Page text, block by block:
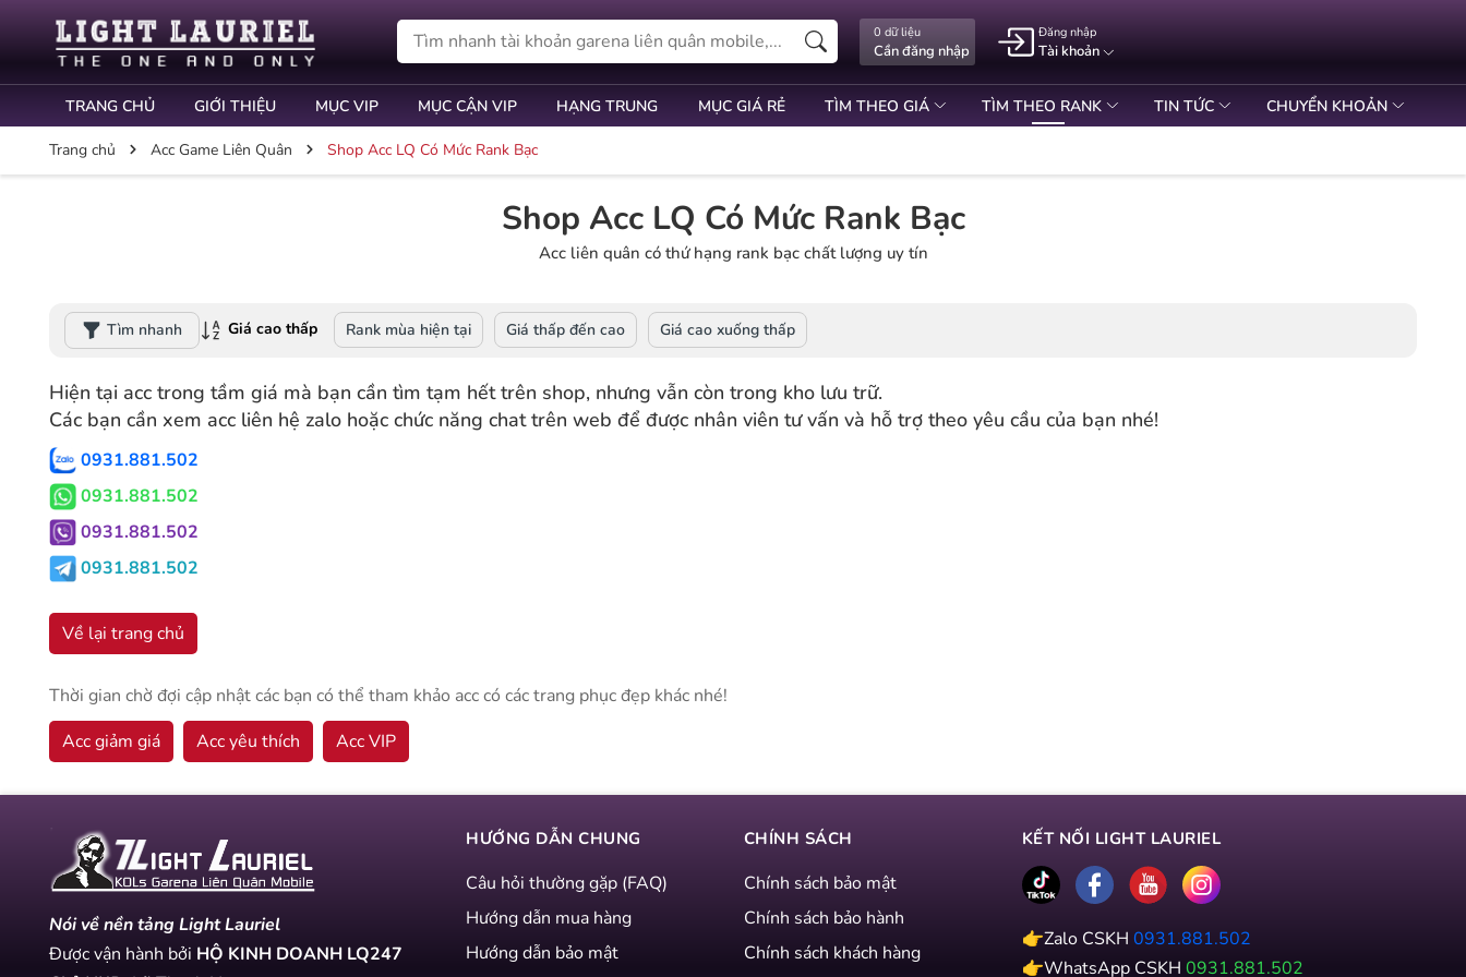
0 dữ liệu
Cần đăng nhập
Đăng nhập
Tài khoản
TRANG CHỦ GIỚI THIỆU MỤC VIP MỤC CẬN VIP HẠNG TRUNG MỤC GIÁ RẺ TÌM THEO GIÁ TÌM THEO RANK TIN TỨC CHUYỂN KHOẢN
Trang chủ Acc Game Liên Quân Shop Acc LQ Có Mức Rank Bạc
Shop Acc LQ Có Mức Rank Bạc
Acc liên quân có thứ hạng rank bạc chất lượng uy tín
Tìm nhanh Giá cao thấp Rank mùa hiện tại Giá thấp đến cao Giá cao xuống thấp
Hiện tại acc trong tầm giá mà bạn cần tìm tạm hết trên shop, nhưng vẫn còn trong kho lưu trữ.
Các bạn cần xem acc liên hệ zalo hoặc chức năng chat trên web để được nhân viên tư vấn và hỗ trợ theo yêu cầu của bạn nhé!
0931.881.502
0931.881.502
0931.881.502
0931.881.502
Về lại trang chủ
Thời gian chờ đợi cập nhật các bạn có thể tham khảo acc có các trang phục đẹp khác nhé!
Acc giảm giá
Acc yêu thích Acc VIP
Nói về nền tảng Light Lauriel
Được vận hành bởi HỘ KINH DOANH LQ247
HƯỚNG DẪN CHUNG
Câu hỏi thường gặp (FAQ)
Hướng dẫn mua hàng
Hướng dẫn bảo mật
CHÍNH SÁCH
Chính sách bảo mật
Chính sách bảo hành
Chính sách khách hàng
KẾT NỐI LIGHT LAURIEL
👉Zalo CSKH 0931.881.502
👉WhatsApp CSKH 0931.881.502